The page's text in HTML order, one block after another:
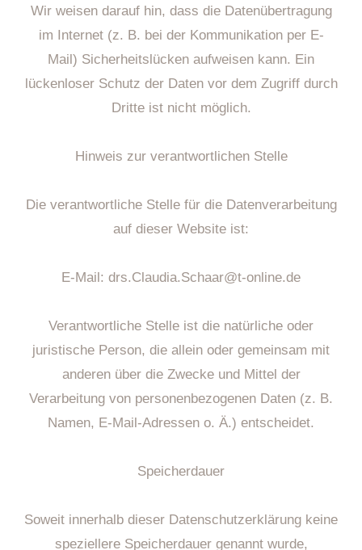
Wir weisen darauf hin, dass die Datenübertragung
im Internet (z. B. bei der Kommunikation per E-
Mail) Sicherheitslücken aufweisen kann. Ein
lückenloser Schutz der Daten vor dem Zugriff durch
Dritte ist nicht möglich.
Hinweis zur verantwortlichen Stelle
Die verantwortliche Stelle für die Datenverarbeitung
auf dieser Website ist:
E-Mail: drs.Claudia.Schaar@t-online.de
Verantwortliche Stelle ist die natürliche oder
juristische Person, die allein oder gemeinsam mit
anderen über die Zwecke und Mittel der
Verarbeitung von personenbezogenen Daten (z. B.
Namen, E-Mail-Adressen o. Ä.) entscheidet.
Speicherdauer
Soweit innerhalb dieser Datenschutzerklärung keine
speziellere Speicherdauer genannt wurde,